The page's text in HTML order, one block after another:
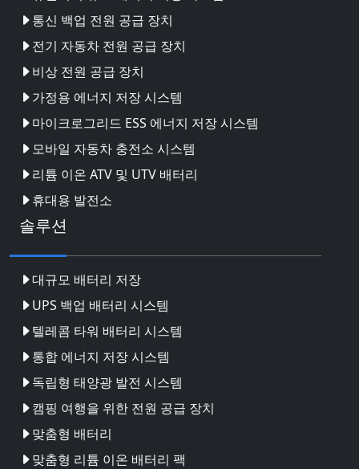
통신 백업 전원 공급 장치
전기 자동차 전원 공급 장치
비상 전원 공급 장치
가정용 에너지 저장 시스템
마이크로그리드 ESS 에너지 저장 시스템
모바일 자동차 충전소 시스템
리튬 이온 ATV 및 UTV 배터리
휴대용 발전소
솔루션
대규모 배터리 저장
UPS 백업 배터리 시스템
텔레콤 타워 배터리 시스템
통합 에너지 저장 시스템
독립형 태양광 발전 시스템
캠핑 여행을 위한 전원 공급 장치
맞춤형 배터리
맞춤형 리튬 이온 배터리 팩